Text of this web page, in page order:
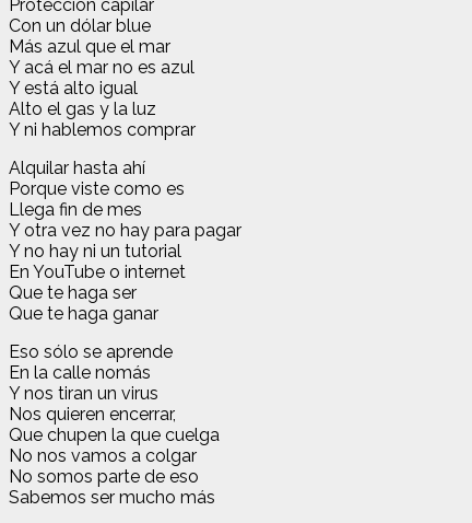
Protección capilar
Con un dólar blue
Más azul que el mar
Y acá el mar no es azul
Y está alto igual
Alto el gas y la luz
Y ni hablemos comprar
Alquilar hasta ahí
Porque viste como es
Llega fin de mes
Y otra vez no hay para pagar
Y no hay ni un tutorial
En YouTube o internet
Que te haga ser
Que te haga ganar
Eso sólo se aprende
En la calle nomás
Y nos tiran un virus
Nos quieren encerrar,
Que chupen la que cuelga
No nos vamos a colgar
No somos parte de eso
Sabemos ser mucho más